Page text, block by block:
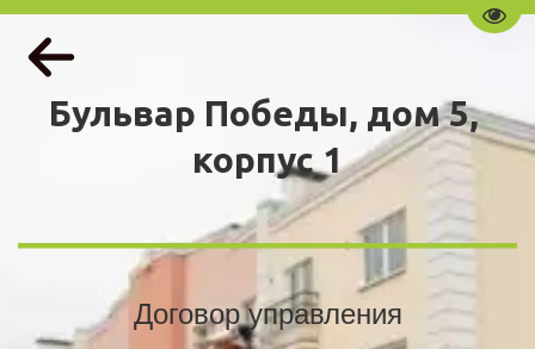
Бульвар Победы, дом 5,
корпус 1
Договор управления